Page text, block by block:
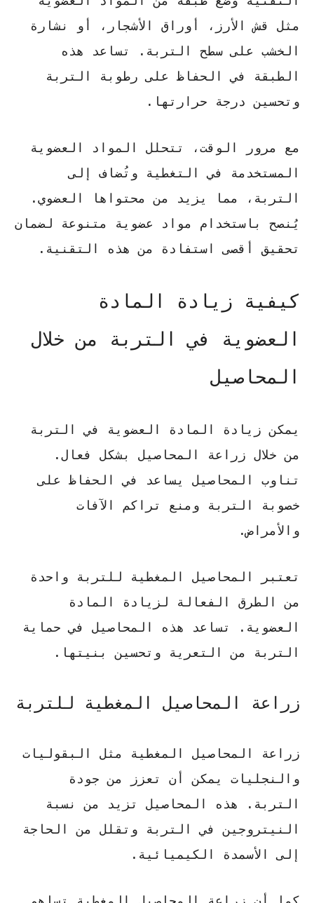
مثل قش الأرز، أوراق الأشجار، أو نشارة
الخشب على سطح التربة.
تساعد هذه
الطبقة في الحفاظ على رطوبة التربة
وتحسين درجة حرارتها .
مع مرور الوقت، تتحلل المواد العضوية
المستخدمة في التغطية وتُضاف إلى
التربة، مما يزيد من محتواها العضوي.
يُنصح باستخدام مواد عضوية متنوعة لضمان
تحقيق أقصى استفادة من هذه التقنية.
كيفية زيادة المادة
العضوية في التربة من خلال
المحاصيل
يمكن زيادة المادة العضوية في التربة
من خلال زراعة المحاصيل بشكل فعال.
تناوب المحاصيل يساعد في الحفاظ على
خصوبة التربة ومنع تراكم الآفات
والأمراض.
تعتبر المحاصيل المغطية للتربة واحدة
من الطرق الفعالة لزيادة المادة
العضوية.
تساعد هذه المحاصيل في حماية
التربة من التعرية وتحسين بنيتها .
زراعة المحاصيل المغطية للتربة
زراعة المحاصيل المغطية مثل البقوليات
والنجليات يمكن أن تعزز من جودة
التربة. هذه المحاصيل تزيد من نسبة
النيتروجين في التربة وتقلل من الحاجة
إلى الأسمدة الكيميائية .